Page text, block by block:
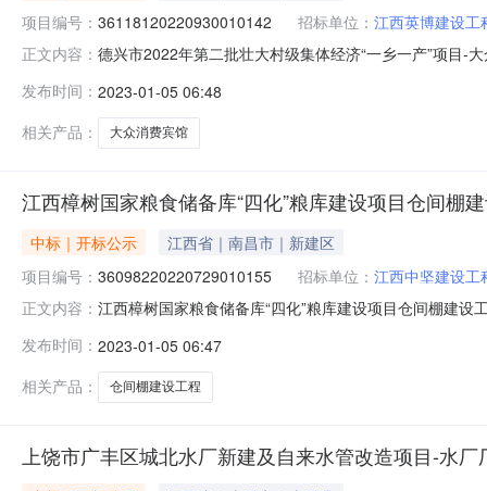
项目编号： 36118120220930010142 招标单位： 江西英博建设工
正文内容： 德兴市2022年第二批壮大村级集体经济“一乡一产”项目
交时间:TueJan0316:34:10CST2023,投标人名称:江西省
发布时间： 2023-01-05 06:48
相关产品：
大众消费宾馆
江西樟树国家粮食储备库“四化”粮库建设项目仓间棚
中标｜开标公示
江西省｜南昌市｜新建区
项目编号： 36098220220729010155 招标单位： 江西中坚建设工
正文内容： 江西樟树国家粮食储备库“四化”粮库建设项目仓间棚建
交时间:TueJan0311:12:50CST2023,投标人名称:中邦通
发布时间： 2023-01-05 06:47
相关产品：
仓间棚建设工程
上饶市广丰区城北水厂新建及自来水管改造项目-水